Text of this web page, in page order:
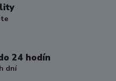
24 hodín
dní